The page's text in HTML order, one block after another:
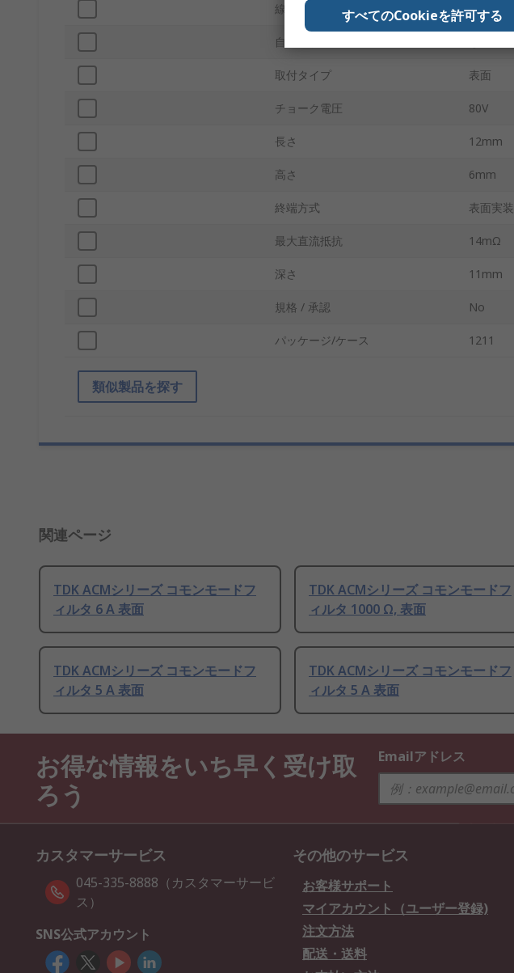
線数 2
自動車規格
取付タイプ 表面
チョーク電圧 80V
長さ 12mm
高さ 6mm
終端方式 表面実装
最大直流抵抗 14mΩ
深さ 11mm
規格 / 承認 No
パッケージ/ケース 1211
類似製品を探す
関連ページ
TDK ACMシリーズ コモンモードフ
ィルタ 6 A 表面
TDK ACMシリーズ コモンモードフ
ィルタ 1000 Ω, 表面
TDK ACMシリーズ コモンモードフ
ィルタ 5 A 表面
TDK ACMシリーズ コモンモードフ
ィルタ 5 A 表面
お得な情報をいち早く受け取
ろう
Emailアドレス
カスタマーサービス
045-335-8888（カスタマーサービ
ス）
SNS公式アカウント
その他のサービス
お客様サポート
マイアカウント（ユーザー登録)
注文方法
配送・送料
すべてのCookieを許可する